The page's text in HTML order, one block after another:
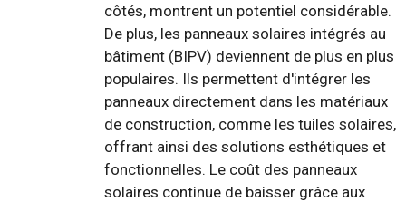
côtés, montrent un potentiel considérable.
De plus, les panneaux solaires intégrés au
bâtiment (BIPV) deviennent de plus en plus
populaires. Ils permettent d'intégrer les
panneaux directement dans les matériaux
de construction, comme les tuiles solaires,
offrant ainsi des solutions esthétiques et
fonctionnelles. Le coût des panneaux
solaires continue de baisser grâce aux